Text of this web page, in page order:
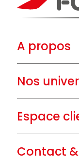
A propos
Nos
Espace
Contact